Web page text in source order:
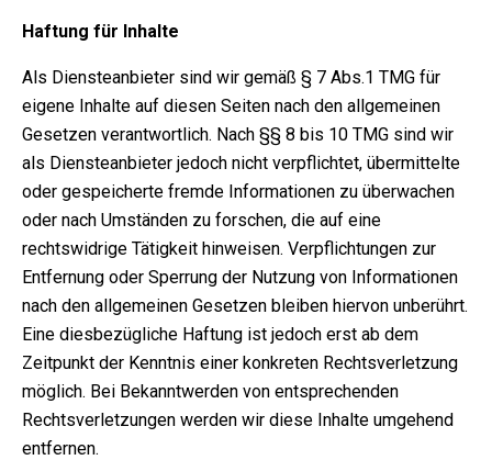
Haftung für Inhalte
Als Diensteanbieter sind wir gemäß § 7 Abs.1 TMG für
eigene Inhalte auf diesen Seiten nach den allgemeinen
Gesetzen verantwortlich. Nach §§ 8 bis 10 TMG sind wir
als Diensteanbieter jedoch nicht verpflichtet, übermittelte
oder gespeicherte fremde Informationen zu überwachen
oder nach Umständen zu forschen, die auf eine
rechtswidrige Tätigkeit hinweisen. Verpflichtungen zur
Entfernung oder Sperrung der Nutzung von Informationen
nach den allgemeinen Gesetzen bleiben hiervon unberührt.
Eine diesbezügliche Haftung ist jedoch erst ab dem
Zeitpunkt der Kenntnis einer konkreten Rechtsverletzung
möglich. Bei Bekanntwerden von entsprechenden
Rechtsverletzungen werden wir diese Inhalte umgehend
entfernen.